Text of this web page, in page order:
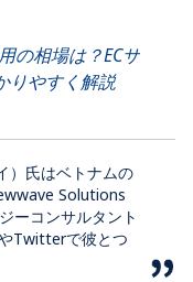
の相場は？ECサ
りやすく解説
）氏はベトナムの
Solutions
ーコンサルタント
Twitterで彼とつ